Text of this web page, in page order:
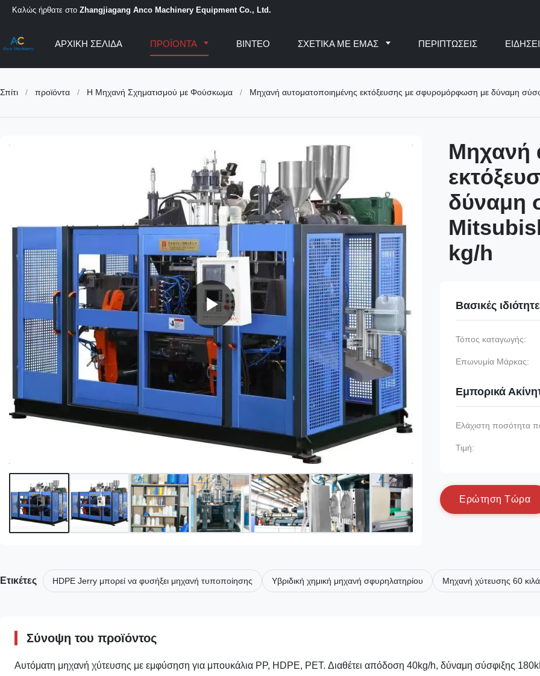
Καλώς ήρθατε στο Zhangjiagang Anco Machinery Equipment Co., Ltd.
ΑΡΧΙΚΉ ΣΕΛΊΔΑ ΠΡΟΪΌΝΤΑ ΒΊΝΤΕΟ ΣΧΕΤΙΚΆ ΜΕ ΕΜΆΣ ΠΕΡΙΠΤΏΣΕΙΣ
Σπίτι / προϊόντα / Η Μηχανή Σχηματισμού με Φούσκωμα / Μηχανή αυτοματοποιημένης εκτόξευσης με σφυρομόρφωση με δύναμη
Μηχανή
δύναμη
kg/h
Βασικές
Τόπος καταγωγής:
Επωνυμία Μάρκας:
Εμπορικά
Ελάχιστη ποσότητα
Τιμή:
Ερώτηση Τώρα
Ετικέτες HDPE Jerry μπορεί να φυσήξει μηχανή τυποποίησης Υβριδική χημική μηχανή σφυρηλατηρίου Μηχανή χύτευσης 60
Σύνοψη του προϊόντος
Αυτόματη μηχανή χύτευσης με εμφύσηση για μπουκάλια PP, HDPE, PET. Διαθέτει απόδοση 40kg/h, δύναμη σύσφιξης